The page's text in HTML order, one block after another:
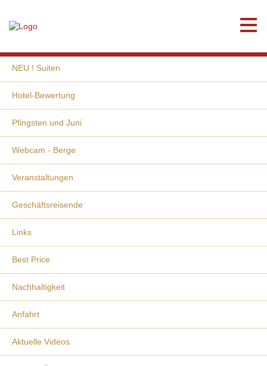
NEU ! Suiten
Hotel-Bewertung
Pfingsten und Juni
Webcam - Berge
Veranstaltungen
Geschäftsreisende
Links
Best Price
Nachhaltigkeit
Anfahrt
Aktuelle Videos